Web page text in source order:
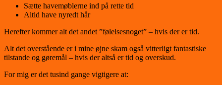
Sætte havemøblerne ind på rette tid
Altid have nyredt hår
Herefter kommer alt det andet ”følelsesnoget” – hvis der er tid.
Alt det overstående er i mine øjne skam også vitterligt fantastiske
tilstande og gøremål – hvis der altså er tid og overskud.
For mig er det tusind gange vigtigere at: